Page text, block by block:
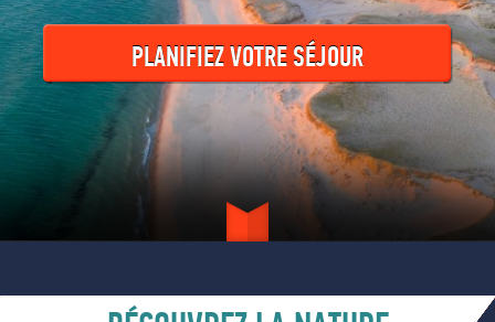
PLANIFIEZ VOTRE SÉJOUR